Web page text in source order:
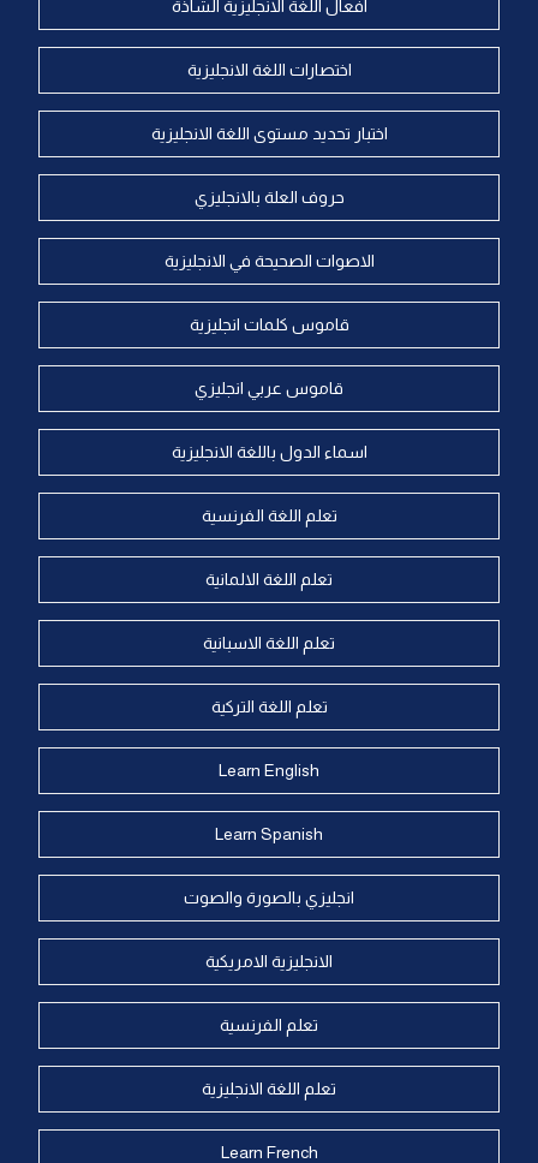
افعال اللغة الانجليزية الشاذة
اختصارات اللغة الانجليزية
اختبار تحديد مستوى اللغة الانجليزية
حروف العلة بالانجليزي
الاصوات الصحيحة في الانجليزية
قاموس كلمات انجليزية
قاموس عربي انجليزي
اسماء الدول باللغة الانجليزية
تعلم اللغة الفرنسية
تعلم اللغة الالمانية
تعلم اللغة الاسبانية
تعلم اللغة التركية
Learn English
Learn Spanish
انجليزي بالصورة والصوت
الانجليزية الامريكية
تعلم الفرنسية
تعلم اللغة الانجليزية
Learn French